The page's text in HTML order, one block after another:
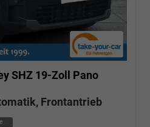
SHZ 19-Zoll Pano
Frontantrieb